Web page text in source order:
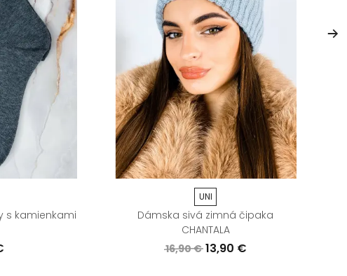
s kamienkami
UNI
Dámska sivá zimná čipaka
CHANTALA
16,90 € 13,90 €